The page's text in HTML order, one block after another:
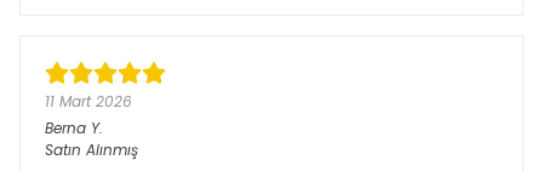
11 Mart 2026
Berna Y.
Satın Alınmış